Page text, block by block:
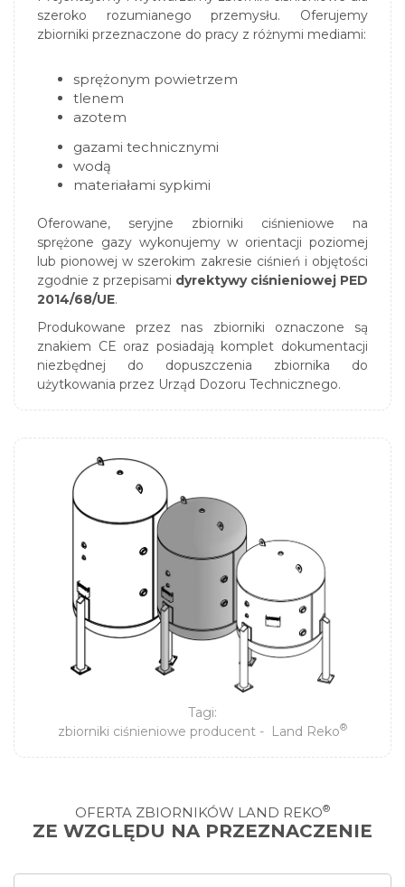
szeroko rozumianego przemysłu. Oferujemy
zbiorniki przeznaczone do pracy z różnymi mediami:
sprężonym powietrzem
tlenem
azotem
gazami technicznymi
wodą
materiałami sypkimi
Oferowane, seryjne zbiorniki ciśnieniowe na
sprężone gazy wykonujemy w orientacji poziomej
lub pionowej w szerokim zakresie ciśnień i objętości
zgodnie z przepisami dyrektywy ciśnieniowej PED
2014/68/UE.
Produkowane przez nas zbiorniki oznaczone są
znakiem CE oraz posiadają komplet dokumentacji
niezbędnej do dopuszczenia zbiornika do
użytkowania przez Urząd Dozoru Technicznego.
Tagi:
zbiorniki ciśnieniowe producent - Land Reko®
OFERTA ZBIORNIKÓW LAND REKO®
ZE WZGLĘDU NA PRZEZNACZENIE